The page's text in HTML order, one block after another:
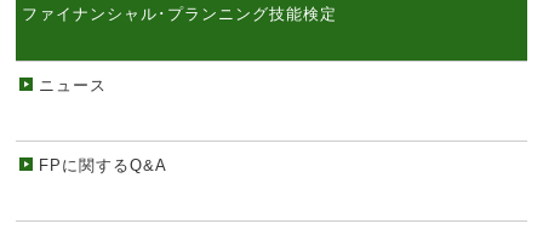
ファイナンシャル･プランニング技能検定
ニュース
FPに関するQ&A